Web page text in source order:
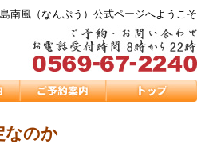
南風（なんぷう）公式ページへようこそ
なのか